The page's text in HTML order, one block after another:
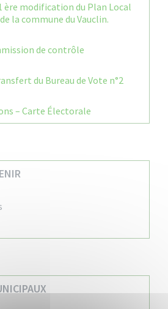
ère modification du Plan Local
la commune du Vauclin.
de contrôle
du Bureau de Vote n°2
– Carte Électorale